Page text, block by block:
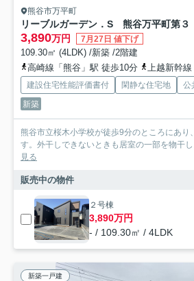
熊谷市万平町
リーブルガーデン．S 熊谷万平町第３
3,890万円 7月27日 値下げ
109.30㎡ (4LDK) /新築 /2階建
高崎線「熊谷」駅 徒歩10分
上越新幹
建設住宅性能評価書付 閑静な住宅地
公
新築
熊谷市立桜木小学校が徒歩9分のところにあり
す。外干しできないときも居室の一部を物干
見る
販売中の物件
２号棟
3,890万円
- / 109.30㎡ / 4LDK
新築一戸建